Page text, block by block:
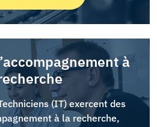
à
(IT) exercent des
à la recherche,